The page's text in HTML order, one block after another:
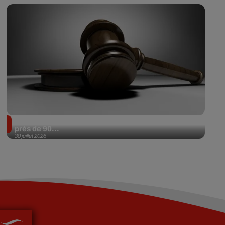
30 juillet 2026
près de 90...